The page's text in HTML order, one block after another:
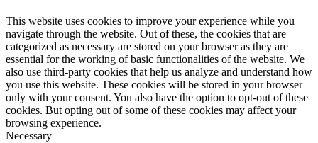
This website uses cookies to improve your experience while you
navigate through the website. Out of these, the cookies that are
categorized as necessary are stored on your browser as they are
essential for the working of basic functionalities of the website. We
also use third-party cookies that help us analyze and understand how
you use this website. These cookies will be stored in your browser
only with your consent. You also have the option to opt-out of these
cookies. But opting out of some of these cookies may affect your
browsing experience.
Necessary